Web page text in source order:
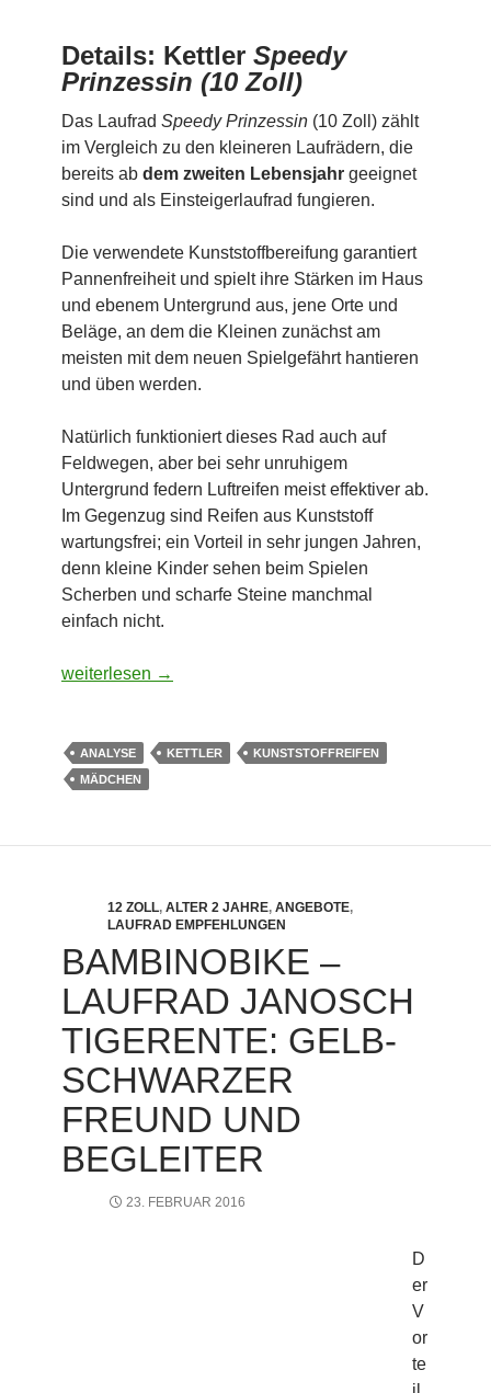
Details: Kettler Speedy
Prinzessin (10 Zoll)
Das Laufrad Speedy Prinzessin (10 Zoll) zählt
im Vergleich zu den kleineren Laufrädern, die
bereits ab dem zweiten Lebensjahr geeignet
sind und als Einsteigerlaufrad fungieren.
Die verwendete Kunststoffbereifung garantiert
Pannenfreiheit und spielt ihre Stärken im Haus
und ebenem Untergrund aus, jene Orte und
Beläge, an dem die Kleinen zunächst am
meisten mit dem neuen Spielgefährt hantieren
und üben werden.
Natürlich funktioniert dieses Rad auch auf
Feldwegen, aber bei sehr unruhigem
Untergrund federn Luftreifen meist effektiver ab.
Im Gegenzug sind Reifen aus Kunststoff
wartungsfrei; ein Vorteil in sehr jungen Jahren,
denn kleine Kinder sehen beim Spielen
Scherben und scharfe Steine manchmal
einfach nicht.
Kettler Mädchen-Laufrad Speedy Prinzessin (10-Zoll)
weiterlesen →
ANALYSE KETTLER
KUNSTSTOFFREIFEN
MÄDCHEN
12 ZOLL, ALTER 2 JAHRE, ANGEBOTE,
LAUFRAD EMPFEHLUNGEN
BAMBINOBIKE –
LAUFRAD JANOSCH
TIGERENTE: GELB-
SCHWARZER
FREUND UND
BEGLEITER
23. FEBRUAR 2016
D
er
V
or
te